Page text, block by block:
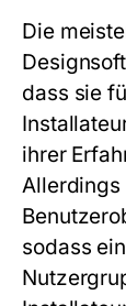
Die
dass sie
ihrer
Allerdings
sodass